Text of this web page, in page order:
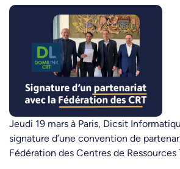
Jeudi 19 mars à Paris, Dicsit
signature d’une convention de
Fédération des Centres de Ressources